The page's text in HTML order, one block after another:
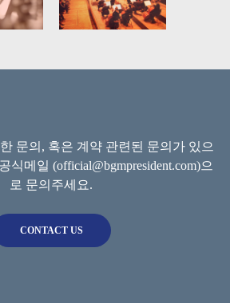
문의, 혹은 계약 관련된 문의가 있으
식메일 (official@bgmpresident.com)으
로 문의주세요.
CONTACT US